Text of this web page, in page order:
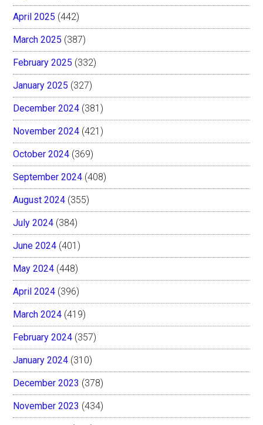
April 2025 (442)
March 2025 (387)
February 2025 (332)
January 2025 (327)
December 2024 (381)
November 2024 (421)
October 2024 (369)
September 2024 (408)
August 2024 (355)
July 2024 (384)
June 2024 (401)
May 2024 (448)
April 2024 (396)
March 2024 (419)
February 2024 (357)
January 2024 (310)
December 2023 (378)
November 2023 (434)